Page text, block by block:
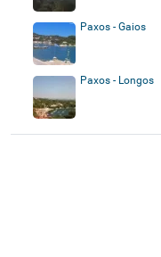
Paxos - Gaios
Paxos - Longos